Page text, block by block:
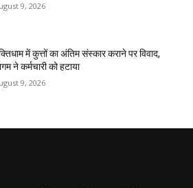
9, 2026
में कुत्तों का अंतिम संस्कार कराने पर विवाद,
ने कर्मचारी को हटाया
9, 2026